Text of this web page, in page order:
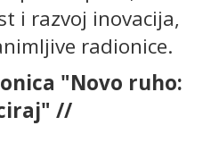
i razvoj inovacija,
radionice.
"Novo ruho:
//